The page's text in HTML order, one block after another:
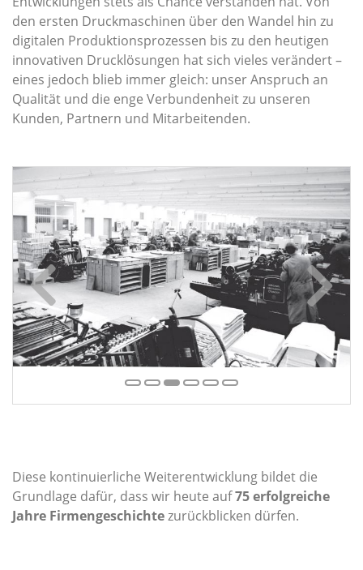
den ersten Druckmaschinen über den Wandel hin zu
digitalen Produktionsprozessen bis zu den heutigen
innovativen Drucklösungen hat sich vieles verändert –
eines jedoch blieb immer gleich: unser Anspruch an
Qualität und die enge Verbundenheit zu unseren
Kunden, Partnern und Mitarbeitenden.
Diese kontinuierliche Weiterentwicklung bildet die
Grundlage dafür, dass wir heute auf75 erfolgreiche
Jahre Firmengeschichtezurückblicken dürfen.